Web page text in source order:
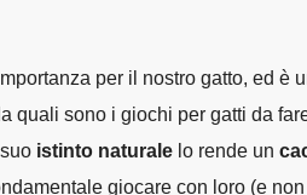
per il nostro gatto, ed è
quali sono i giochi per gatti da
istinto naturale lo rende un
giocare con loro (e